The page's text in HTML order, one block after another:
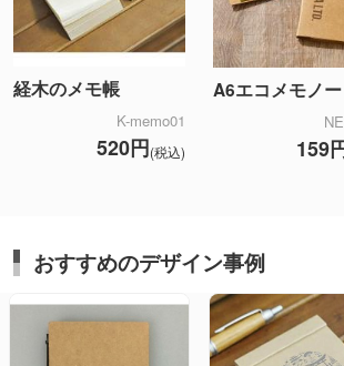
経木のメモ帳
K-memo01
520円(税込)
A6エコメモノー
159
おすすめのデザイン事例